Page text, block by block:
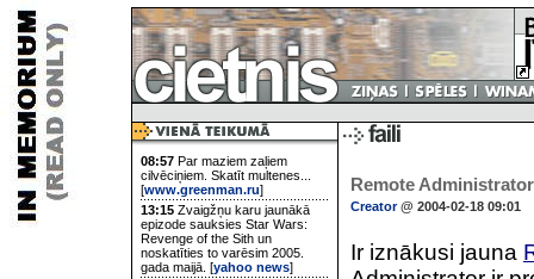
08:57 Par maziem zaļiem
cilvēciņiem. Skatīt multenes...
[www.greenman.ru]
13:15 Zvaigžņu karu jaunākā
epizode sauksies Star Wars:
Revenge of the Sith un
noskatīties to varēsim 2005.
gada maijā. [yahoo news]
Remote
Creator@ 2004-02-18 09:01
Ir iznākusi jauna